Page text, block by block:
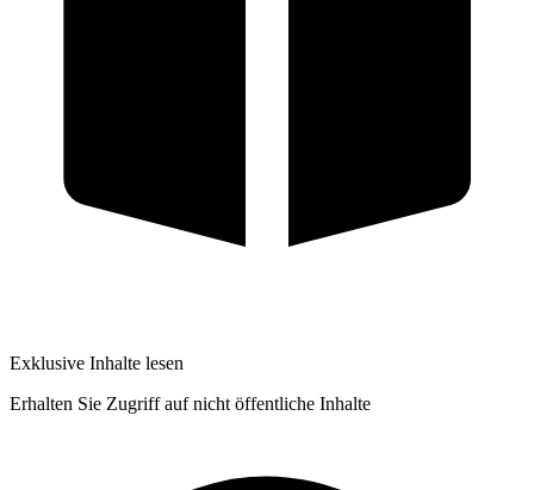
Exklusive Inhalte lesen
Erhalten Sie Zugriff auf nicht öffentliche Inhalte